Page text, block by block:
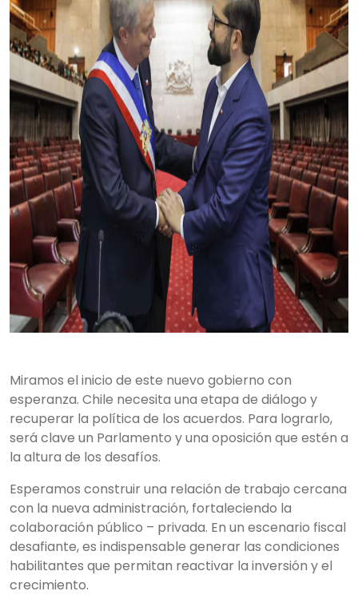
Miramos el inicio de este nuevo gobierno con
esperanza. Chile necesita una etapa de diálogo y
recuperar la política de los acuerdos. Para lograrlo,
será clave un Parlamento y una oposición que estén a
la altura de los desafíos.
Esperamos construir una relación de trabajo cercana
con la nueva administración, fortaleciendo la
colaboración público – privada. En un escenario fiscal
desafiante, es indispensable generar las condiciones
habilitantes que permitan reactivar la inversión y el
crecimiento.